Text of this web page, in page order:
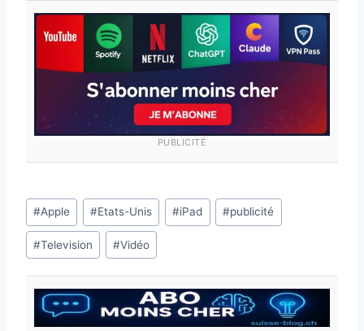
PUBLICITÉ
Étiquettes
de
la
#Apple #Etats-Unis #iPad #publicité
#Television #Vidéo